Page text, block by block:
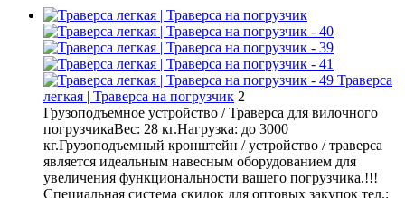
Траверса
легкая | Траверса на погрузчик 2
Грузоподъемное устройство / Траверса для вилочного
погрузчикаВес: 28 кг.Нагрузка: до 3000
кг.Грузоподъемный кронштейн / устройство / траверса
является идеальным навесным оборудованием для
увеличения функциональности вашего погрузчика.!!!
Специальная система скидок для оптовых закупок тел.: